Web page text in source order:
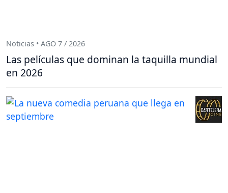
Noticias • AGO 7 / 2026
Las películas que dominan la taquilla mundial
en 2026